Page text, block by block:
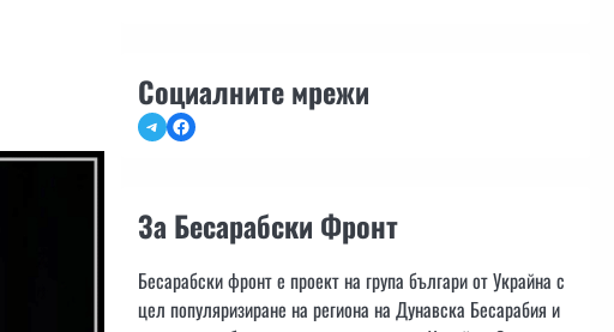
Социалните мрежи
TelegramFacebook
За Бесарабски Фронт
Бесарабски фронт е проект на група българи от Украйна с
цел популяризиране на региона на Дунавска Бесарабия и